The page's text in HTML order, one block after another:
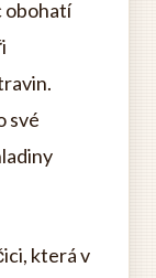
obohatí
své
která v